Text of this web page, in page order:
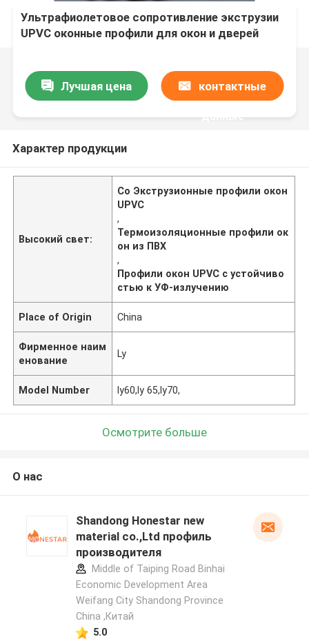
Ультрафиолетовое сопротивление экструзии
UPVC оконные профили для окон и дверей
Лучшая цена контактные
данные
Характер продукции
Высокий свет:
Co Экструзионные профили окон
UPVC
,
Термоизоляционные профили ок
он из ПВХ
,
Профили окон UPVC с устойчиво
стью к УФ-излучению
Place of Origin China
Фирменное наим
енование
Ly
Model Number ly60,ly 65,ly70,
Осмотрите больше
О нас
Shandong Honestar new
material co.,Ltd профиль
производителя
Middle of Taiping Road Binhai
Economic Development Area
Weifang City Shandong Province
China ,Китай
5.0